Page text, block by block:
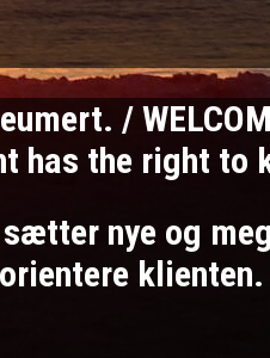
/
has the right to
nye og
klienten.